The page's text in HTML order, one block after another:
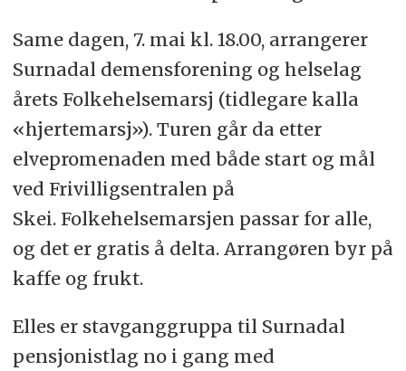
Same dagen, 7. mai kl. 18.00, arrangerer
Surnadal demensforening og helselag
årets Folkehelsemarsj (tidlegare kalla
«hjertemarsj»). Turen går da etter
elvepromenaden med både start og mål
ved Frivilligsentralen på
Skei. Folkehelsemarsjen passar for alle,
og det er gratis å delta. Arrangøren byr på
kaffe og frukt.
Elles er stavganggruppa til Surnadal
pensjonistlag no i gang med